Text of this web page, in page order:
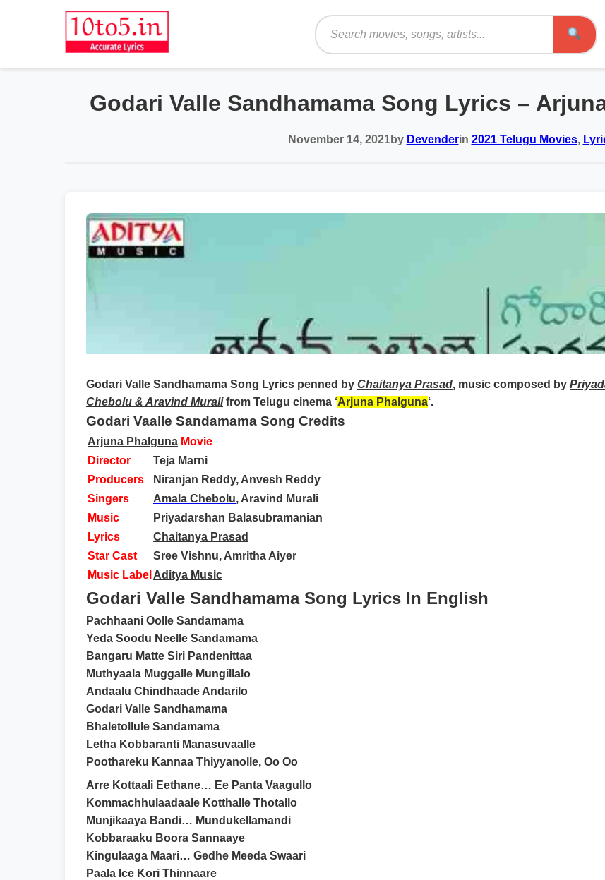
Search
Godari Valle Sandhamama Song Lyrics – Arjuna
November 14, 2021by Devenderin 2021 Telugu Movies,
Godari Valle Sandhamama Song Lyrics penned by Chaitanya Prasad, music composed by
Chebolu & Aravind Muralifrom Telugu cinema ‘Arjuna Phalguna‘.
Godari Vaalle Sandamama Song Credits
Arjuna Phalguna Movie
Director
Teja Marni
Producers
Niranjan Reddy, Anvesh Reddy
Singers
Amala Chebolu, Aravind Murali
Music
Priyadarshan Balasubramanian
Lyrics
Chaitanya Prasad
Star Cast
Sree Vishnu, Amritha Aiyer
Music Label Aditya Music
Godari Valle Sandhamama Song Lyrics In English
Pachhaani Oolle Sandamama
Yeda Soodu Neelle Sandamama
Bangaru Matte Siri Pandenittaa
Muthyaala Muggalle Mungillalo
Andaalu Chindhaade Andarilo
Godari Valle Sandhamama
Bhaletollule Sandamama
Letha Kobbaranti Manasuvaalle
Poothareku Kannaa Thiyyanolle, Oo Oo
Arre Kottaali Eethane… Ee Panta Vaagullo
Kommachhulaadaale Kotthalle Thotallo
Munjikaaya Bandi… Mundukellamandi
Kobbaraaku Boora Sannaaye
Kingulaaga Maari… Gedhe Meeda Swaari
Paala Ice Kori Thinnaare